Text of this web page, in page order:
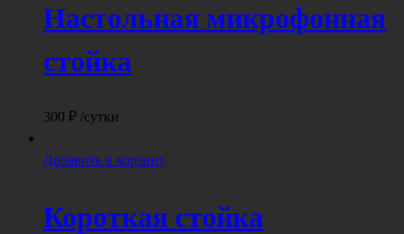
Настольная микрофонная
стойка
300 ₽ /сутки
Добавить в корзину
Короткая стойка